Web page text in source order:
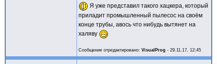
Я уже представил такого хацкера, который
приладит промышленный пылесос на своём
конце трубы, авось что нибудь вытянет на
халяву
Сообщение отредактировано: VisualProg - 29.11.17, 12:45